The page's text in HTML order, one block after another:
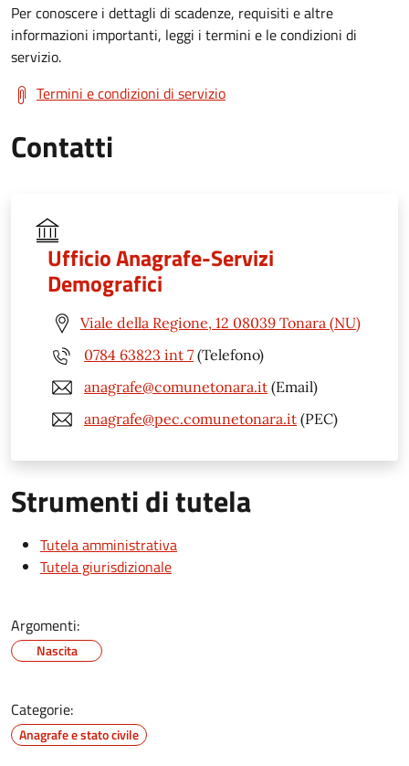
Per conoscere i dettagli di scadenze, requisiti e altre
informazioni importanti, leggi i termini e le condizioni di
servizio.
Termini e condizioni di servizio
Contatti
Ufficio Anagrafe-Servizi
Demografici
Viale della Regione, 12 08039 Tonara (NU)
0784 63823 int 7 (Telefono)
anagrafe@comunetonara.it (Email)
anagrafe@pec.comunetonara.it (PEC)
Strumenti di tutela
Tutela amministrativa
Tutela giurisdizionale
Argomenti:
Nascita
Categorie:
Anagrafe e stato civile